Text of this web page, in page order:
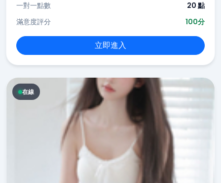
一對一點數
20 點
滿意度評分
100分
立即進入
在線